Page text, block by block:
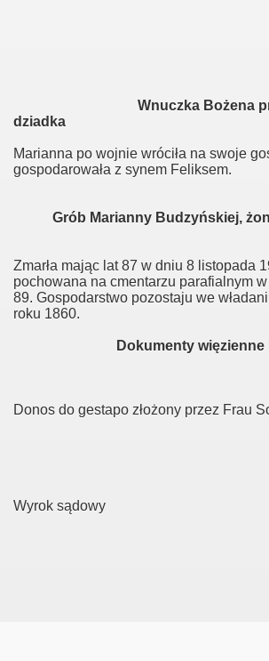
Wnuczka Bożena
dziadka
Marianna po wojnie wróciła na swoje
gospodarowała z synem Feliksem.
Grób Marianny Budzyńskiej,
Zmarła mając lat 87 w dniu 8 listopada
pochowana na cmentarzu parafialnym w
89. Gospodarstwo pozostaju we
roku 1860.
Dokumenty więzienne
Donos do gestapo złożony przez Frau
Wyrok sądowy